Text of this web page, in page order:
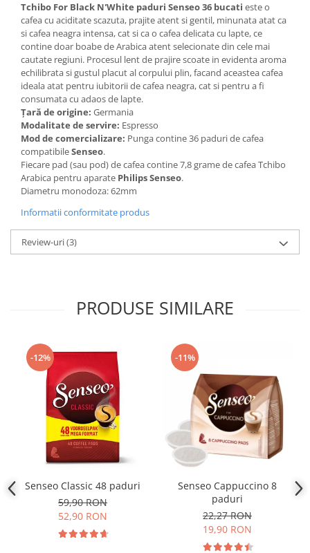
Tchibo For Black N'White paduri Senseo 36 bucati este o
cafea cu aciditate scazuta, prajite atent si gentil, minunata atat ca
si cafea neagra intensa, cat si ca o cafea delicata cu lapte, ce
contine doar boabe de Arabica atent selecionate din cele mai
cautate regiuni. Procesul lent de prajire scoate in evidenta aroma
echilibrata si gustul placut al corpului plin, facand aceastea cafea
ideala atat pentru iubitorii de cafea neagra, cat si pentru a fi
consumata cu adaos de lapte.
Țară de origine: Germania
Modalitate de servire: Espresso
Mod de comercializare: Punga contine 36 paduri de cafea
compatibileSenseo.
Fiecare pad (sau pod) de cafea contine 7,8 grame de cafea Tchibo
Arabica pentru aparate Philips Senseo.
Diametru monodoza: 62mm
Informatii conformitate produs
Review-uri(3)
PRODUSE SIMILARE
-12%
Senseo Classic 48 paduri
59,90 RON
52,90 RON
-11%
Senseo Cappuccino 8
paduri
22,27 RON
19,90 RON